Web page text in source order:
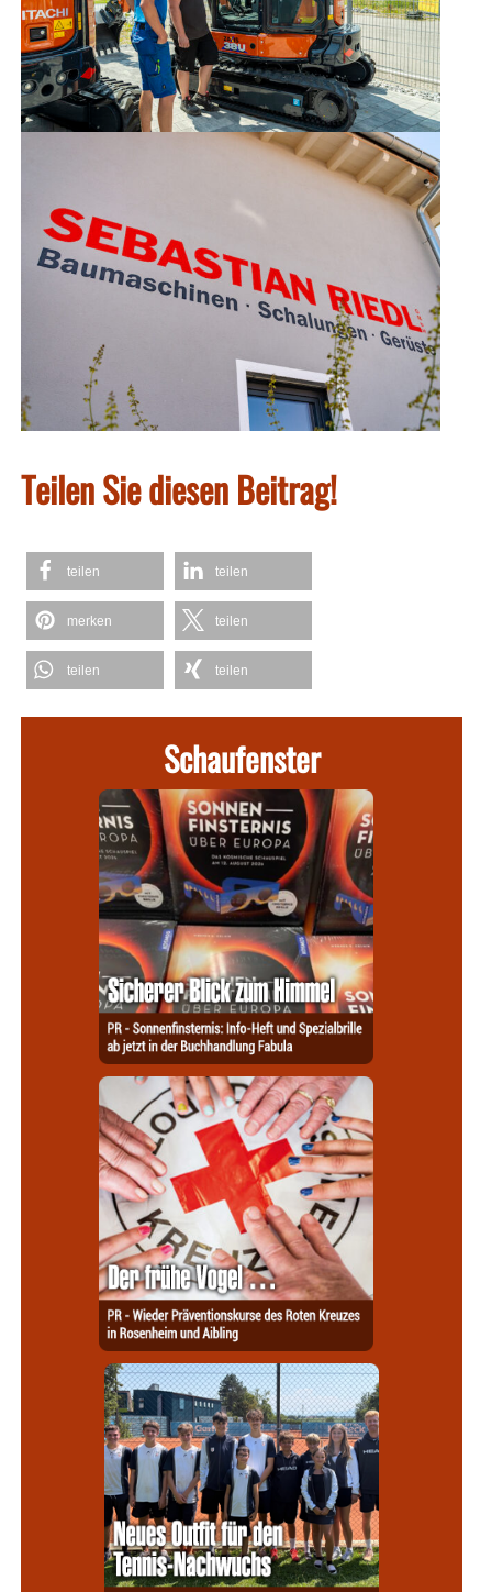
Teilen Sie diesen Beitrag!
teilen teilen
merken teilen
teilen teilen
Schaufenster